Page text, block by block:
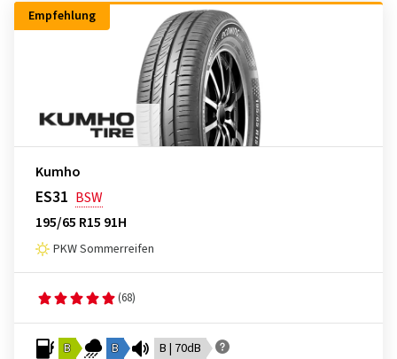
Empfehlung
Kumho
ES31 BSW
195/65 R15 91H
PKW Sommerreifen
(68)
B B B | 70dB